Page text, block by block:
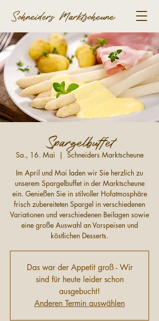
Schneiders Marktscheune
Spargelbuffet
Sa., 16. Mai
  |
Schneiders Marktscheune
Im April und Mai laden wir Sie herzlich zu
unserem Spargelbuffet in der Marktscheune
ein. Genießen Sie in stilvoller Hofatmosphäre
frisch zubereiteten Spargel in verschiedenen
Variationen und verschiedenen Beilagen sowie
eine große Auswahl an Vorspeisen und
köstlichen Desserts.
Das war der Appetit groß - Wir
sind für heute leider schon
ausgebucht!
Anderen Termin auswählen